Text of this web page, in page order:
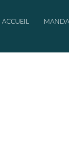
ACCUEIL MANDAT